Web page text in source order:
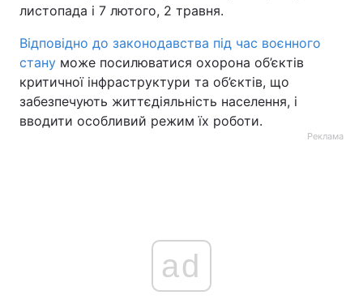
листопада і 7 лютого, 2 травня.
Відповідно до законодавства під час воєнного
стану може посилюватися охорона об’єктів
критичної інфраструктури та об’єктів, що
забезпечують життєдіяльність населення, і
вводити особливий режим їх роботи.
Реклама
ad